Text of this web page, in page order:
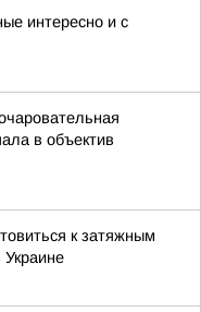
интересно и с
в объектив
к затяжным